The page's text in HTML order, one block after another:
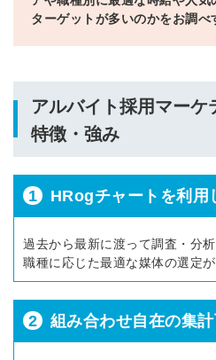
ターゲットが多いのかをお調べ
アルバイト採用マーケ
特徴・強み
1 HRogチャートを利用
過去から最新に渡って調査・分
職種に応じた最適な媒体の選定が
2 組み合わせ自在の集計